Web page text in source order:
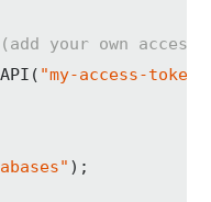
your own access
"my-access-token"
);